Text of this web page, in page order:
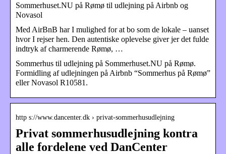
Sommerhuset.NU på Rømø til udlejning på Airbnb og
Novasol
Med AirBnB har I mulighed for at bo som de lokale – uanset
hvor I rejser hen. Den autentiske oplevelse giver jer det fulde
indtryk af charmerende Rømø, …
Sommerhus til udlejning på Sommerhuset.NU på Rømø.
Formidling af udlejningen på Airbnb “Sommerhus på Rømø”
eller Novasol R10581.
http s://www.dancenter.dk › privat-sommerhusudlejning
Privat sommerhusudlejning kontra
alle fordelene ved DanCenter